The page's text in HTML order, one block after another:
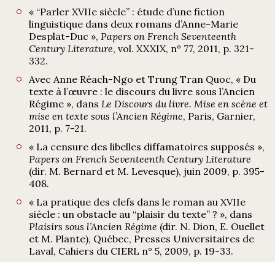
« “Parler XVIIe siècle” : étude d’une fiction
linguistique dans deux romans d’Anne-Marie
Desplat-Duc », Papers on French Seventeenth
Century Literature, vol. XXXIX, n° 77, 2011, p. 321-
332.
Avec Anne Réach-Ngo et Trung Tran Quoc, « Du
texte à l’œuvre : le discours du livre sous l’Ancien
Régime », dans Le Discours du livre. Mise en scène et
mise en texte sous l’Ancien Régime, Paris, Garnier,
2011, p. 7-21.
« La censure des libelles diffamatoires supposés »,
Papers on French Seventeenth Century Literature
(dir. M. Bernard et M. Levesque), juin 2009, p. 395-
408.
« La pratique des clefs dans le roman au XVIIe
siècle : un obstacle au “plaisir du texte” ? », dans
Plaisirs sous l’Ancien Régime (dir. N. Dion, E. Ouellet
et M. Plante), Québec, Presses Universitaires de
Laval, Cahiers du CIERL n° 5, 2009, p. 19-33.